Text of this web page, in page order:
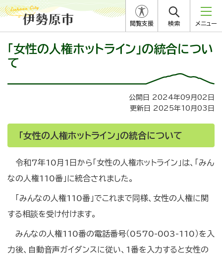
閲覧支援 検索 メニュー
「女性の人権ホットライン」の統合につい
て
公開日 2024年09月02日
更新日 2025年10月03日
「女性の人権ホットライン」の統合について
令和7年10月1日から「女性の人権ホットライン」は、「みん
なの人権110番」に統合されました。
「みんなの人権110番」でこれまで同様、女性の人権に関
する相談を受け付けます。
みんなの人権110番の電話番号（0570-003-110）を入
力後、自動音声ガイダンスに従い、1番を入力すると女性の